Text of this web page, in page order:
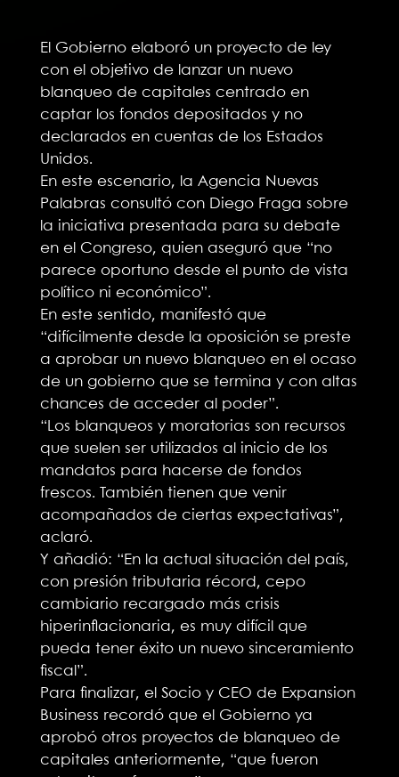
El Gobierno elaboró un proyecto de ley
con el objetivo de lanzar un nuevo
blanqueo de capitales centrado en
captar los fondos depositados y no
declarados en cuentas de los Estados
Unidos.
En este escenario, la Agencia Nuevas
Palabras consultó con Diego Fraga sobre
la iniciativa presentada para su debate
en el Congreso, quien aseguró que “no
parece oportuno desde el punto de vista
político ni económico”.
En este sentido, manifestó que
“difícilmente desde la oposición se preste
a aprobar un nuevo blanqueo en el ocaso
de un gobierno que se termina y con altas
chances de acceder al poder”.
“Los blanqueos y moratorias son recursos
que suelen ser utilizados al inicio de los
mandatos para hacerse de fondos
frescos. También tienen que venir
acompañados de ciertas expectativas”,
aclaró.
Y añadió: “En la actual situación del país,
con presión tributaria récord, cepo
cambiario recargado más crisis
hiperinflacionaria, es muy difícil que
pueda tener éxito un nuevo sinceramiento
fiscal”.
Para finalizar, el Socio y CEO de Expansion
Business recordó que el Gobierno ya
aprobó otros proyectos de blanqueo de
capitales anteriormente, “que fueron